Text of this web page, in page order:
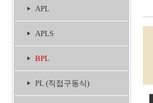
APL
APLS
BPL
PL (직접구동식)